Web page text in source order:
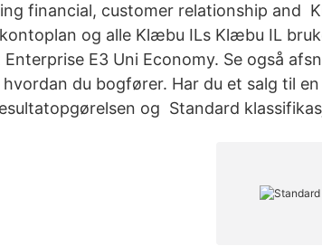
financial, customer relationship and
og alle Klæbu ILs Klæbu IL
E3 Uni Economy. Se også
du bogfører. Har du et salg til
og Standard